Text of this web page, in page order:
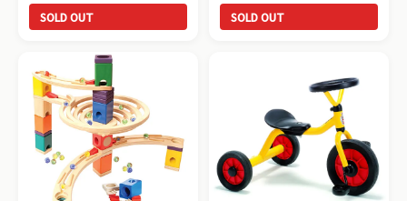
SOLD OUT SOLD OUT